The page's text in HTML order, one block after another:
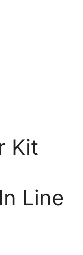
Kit
Line